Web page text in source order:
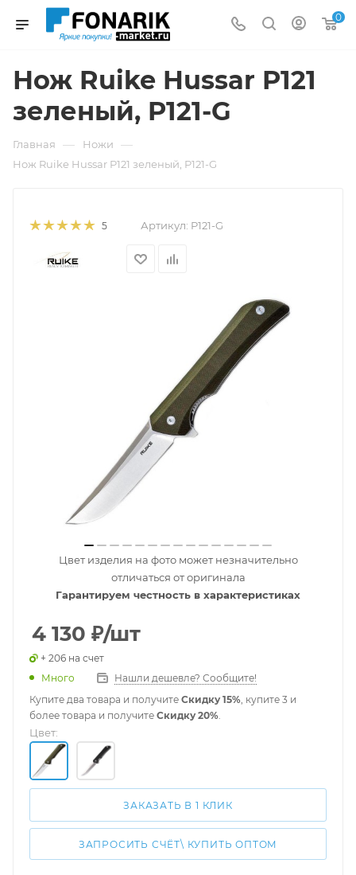
0
Нож Ruike Hussar P121
зеленый, P121-G
Главная — Ножи —
Нож Ruike Hussar P121 зеленый, P121-G
5 Артикул: P121-G
Цвет изделия на фото может незначительно
отличаться от оригинала
Гарантируем честность в характеристиках
4 130 ₽/шт
+ 206 на счет
Много
Нашли дешевле? Сообщите!
Купите два товара и получите Скидку 15%, купите 3 и
более товара и получите Скидку 20%.
Цвет:
ЗАКАЗАТЬ В 1 КЛИК
ЗАПРОСИТЬ СЧЁТ\ КУПИТЬ ОПТОМ